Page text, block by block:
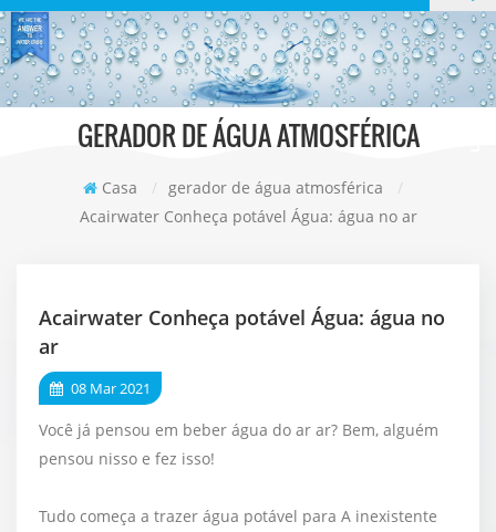
GERADOR DE ÁGUA ATMOSFÉRICA
Casa / gerador de água atmosférica
/
Acairwater Conheça potável Água: água no ar
Acairwater Conheça potável Água: água no
ar
08 Mar 2021
Você já pensou em beber água do ar ar? Bem, alguém
pensou nisso e fez isso!
Tudo começa a trazer água potável para A inexistente